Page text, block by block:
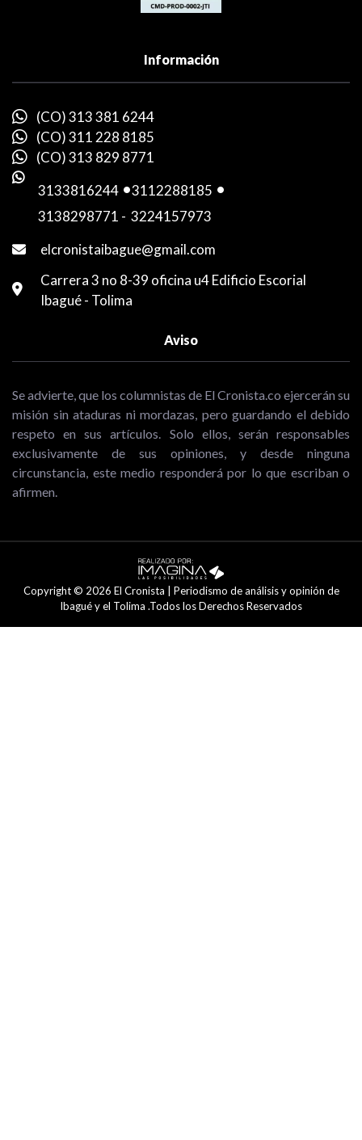
Información
(CO) 313 381 6244
(CO) 311 228 8185
(CO) 313 829 8771
3133816244 -3112288185 -
3138298771 - 3224157973
elcronistaibague@gmail.com
Carrera 3 no 8-39 oficina u4 Edificio Escorial
Ibagué - Tolima
Aviso
Se advierte, que los columnistas de El Cronista.co ejercerán su
misión sin ataduras ni mordazas, pero guardando el debido
respeto en sus artículos. Solo ellos, serán responsables
exclusivamente de sus opiniones, y desde ninguna
circunstancia, este medio responderá por lo que escriban o
afirmen.
Copyright © 2026 El Cronista | Periodismo de análisis y opinión de
Ibagué y el Tolima .Todos los Derechos Reservados